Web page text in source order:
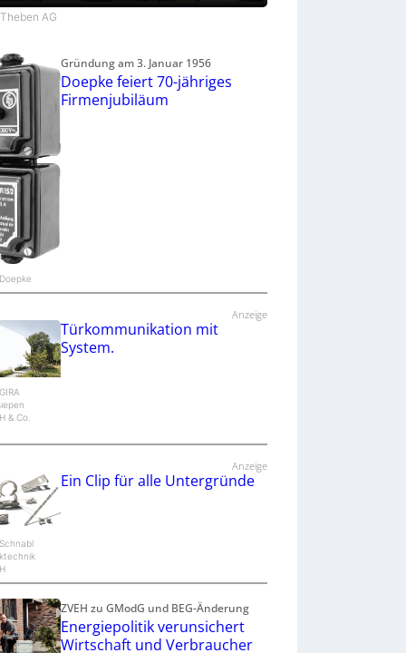
AG
Gründung am 3. Januar 1956
Doepke feiert 70-jähriges
Firmenjubiläum
Anzeige
& Co.
Türkommunikation mit
System.
Anzeige
Ein Clip für alle Untergründe
ZVEH zu GModG und BEG-Änderung
Energiepolitik verunsichert
Wirtschaft und Verbraucher